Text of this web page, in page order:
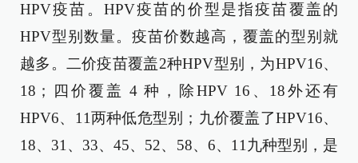
HPV疫苗。HPV疫苗的价型是指疫苗覆盖的
HPV型别数量。疫苗价数越高，覆盖的型别就
越多。二价疫苗覆盖2种HPV型别，为HPV16、
18；四价覆盖 4 种，除HPV 16、18外还有
HPV6、11两种低危型别；九价覆盖了HPV16、
18、31、33、45、52、58、6、11九种型别，是